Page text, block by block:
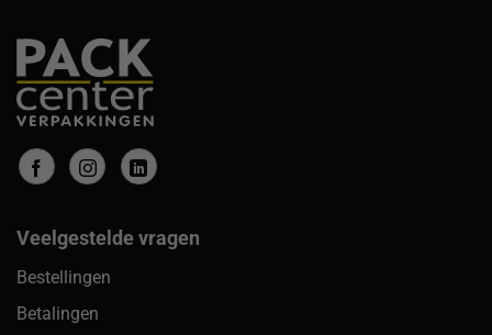
Veelgestelde vragen
Bestellingen
Betalingen